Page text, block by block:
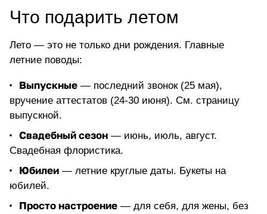
Что подарить летом
Лето — это не только дни рождения. Главные
летние поводы:
Выпускные — последний звонок (25 мая),
вручение аттестатов (24-30 июня). См. страницу
выпускной.
Свадебный сезон — июнь, июль, август.
Свадебная флористика.
Юбилеи — летние круглые даты. Букеты на
юбилей.
Просто настроение — для себя, для жены, без